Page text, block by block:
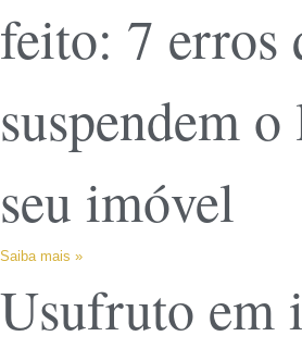
feito: 7 erros
suspendem
seu imóvel
Saiba mais »
Usufruto em